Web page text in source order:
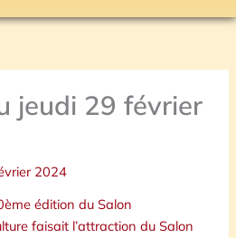
jeudi 29 février
2024
édition du Salon
faisait l’attraction du Salon